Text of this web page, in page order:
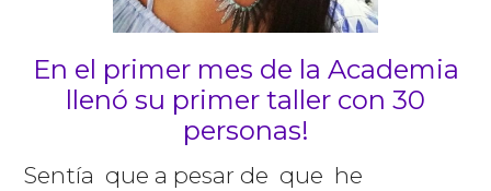
En el primer mes de la Academia
llenó su primer taller con 30
personas!
Sentía que a pesar de que he